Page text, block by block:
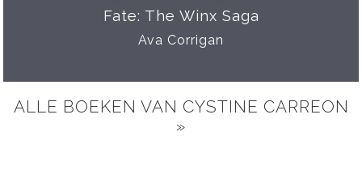
Fate: The Winx Saga
Ava Corrigan
ALLE BOEKEN VAN CYSTINE CARREON
»